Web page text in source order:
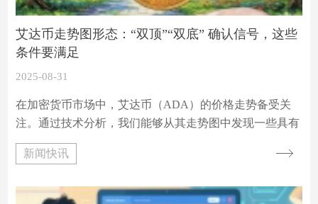
艾达币走势图形态：“双顶”“双底” 确认信号，这些
条件要满足
2025-08-31
在加密货币市场中，艾达币（ADA）的价格走势备受关
注。通过技术分析，我们能够从其走势图中发现一些具有
重要意义的形态，其中 “双顶” 和 “双底” 形态对于判断市
场趋势反转至关重要。准确识别这些形态的确认信号，有
新闻快讯